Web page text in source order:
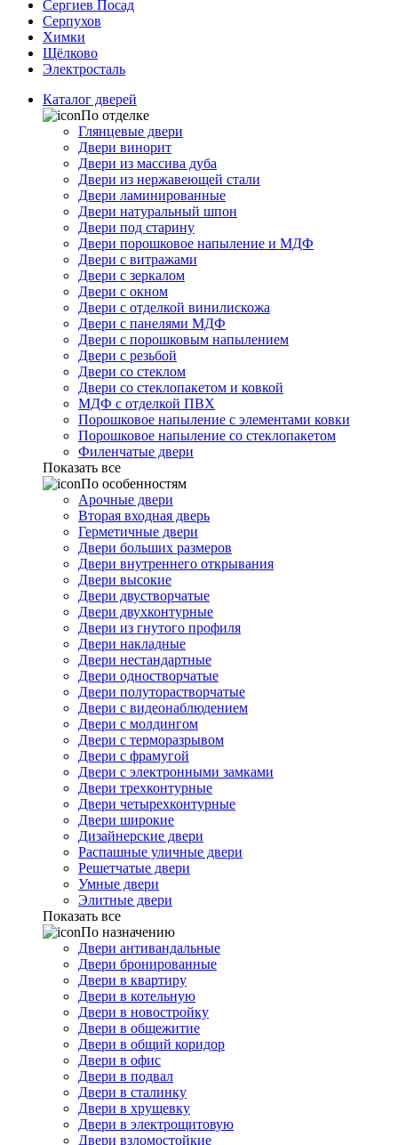
Сергиев Посад
Серпухов
Химки
Щёлково
Электросталь
Каталог дверей
По отделке
Глянцевые двери
Двери винорит
Двери из массива дуба
Двери из нержавеющей стали
Двери ламинированные
Двери натуральный шпон
Двери под старину
Двери порошковое напыление и МДФ
Двери с витражами
Двери с зеркалом
Двери с окном
Двери с отделкой винилискожа
Двери с панелями МДФ
Двери с порошковым напылением
Двери с резьбой
Двери со стеклом
Двери со стеклопакетом и ковкой
МДФ с отделкой ПВХ
Порошковое напыление с элементами ковки
Порошковое напыление со стеклопакетом
Филенчатые двери
Показать все
По особенностям
Арочные двери
Вторая входная дверь
Герметичные двери
Двери больших размеров
Двери внутреннего открывания
Двери высокие
Двери двустворчатые
Двери двухконтурные
Двери из гнутого профиля
Двери накладные
Двери нестандартные
Двери одностворчатые
Двери полуторастворчатые
Двери с видеонаблюдением
Двери с молдингом
Двери с терморазрывом
Двери с фрамугой
Двери с электронными замками
Двери трехконтурные
Двери четырехконтурные
Двери широкие
Дизайнерские двери
Распашные уличные двери
Решетчатые двери
Умные двери
Элитные двери
Показать все
По назначению
Двери антивандальные
Двери бронированные
Двери в квартиру
Двери в котельную
Двери в новостройку
Двери в общежитие
Двери в общий коридор
Двери в офис
Двери в подвал
Двери в сталинку
Двери в хрущевку
Двери в электрощитовую
Двери взломостойкие